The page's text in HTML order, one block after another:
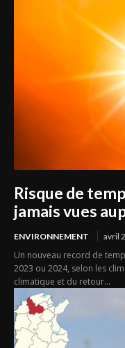
Risque de
jamais vues
ENVIRONNEMENT avril
Un nouveau record de
2023 ou 2024, selon les
climatique et du retour...